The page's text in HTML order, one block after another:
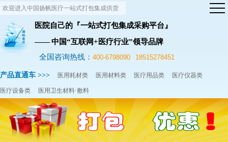
欢迎进入中国扬帆医疗一站式打包集成供货
网站！
全国咨询热线： 400-6798090 18515278451
医院自己的『一站式打包集成采购平台』
—— 中国“互联网+医疗行业”领导品牌
产品直通车 >>> 医用耗材类 医用材料类 医疗用品类 医疗仪器类
医疗设备类 医用卫生材料·敷料